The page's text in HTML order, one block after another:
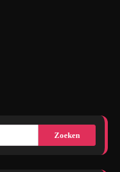
Zoeken